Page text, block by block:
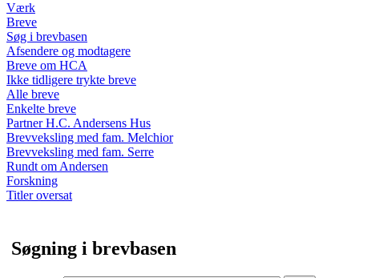
Værk
Breve
Søg i brevbasen
Afsendere og modtagere
Breve om HCA
Ikke tidligere trykte breve
Alle breve
Enkelte breve
Partner H.C. Andersens Hus
Brevveksling med fam. Melchior
Brevveksling med fam. Serre
Rundt om Andersen
Forskning
Titler oversat
Søgning i brevbasen